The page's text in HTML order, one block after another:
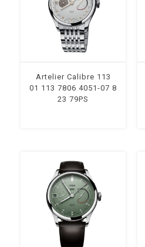
Artelier Calibre 113
01 113 7806 4051-07 8
23 79PS